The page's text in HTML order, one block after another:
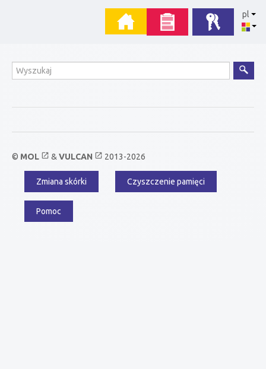
pl
Wyszukiwanie
© MOL open_in_new & VULCAN open_in_new 2013-2026
Menu
dodatkowe
Zmiana skórki Czyszczenie pamięci
Pomoc